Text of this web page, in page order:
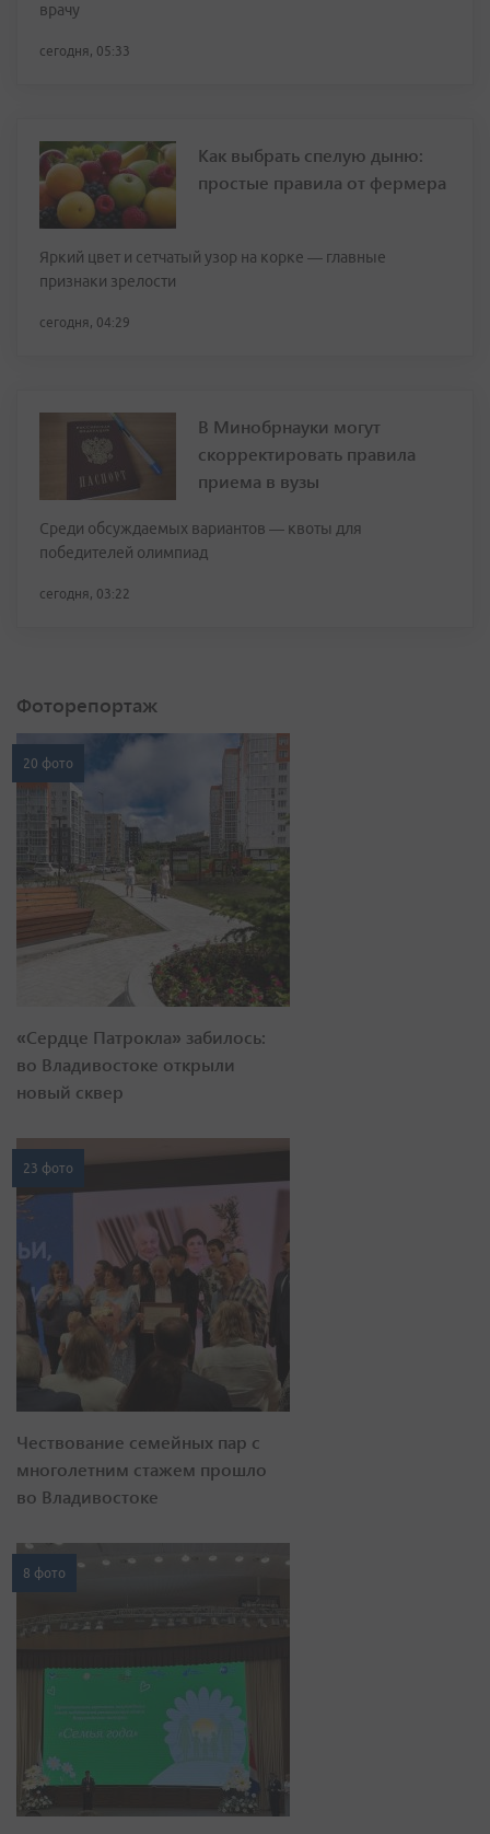
врачу
сегодня, 05:33
Как выбрать спелую дыню:
простые правила от фермера
Яркий цвет и сетчатый узор на корке — главные
признаки зрелости
сегодня, 04:29
В Минобрнауки могут
скорректировать правила
приема в вузы
Среди обсуждаемых вариантов — квоты для
победителей олимпиад
сегодня, 03:22
Фоторепортаж
20 фото
«Сердце Патрокла» забилось:
во Владивостоке открыли
новый сквер
23 фото
Чествование семейных пар с
многолетним стажем прошло
во Владивостоке
8 фото